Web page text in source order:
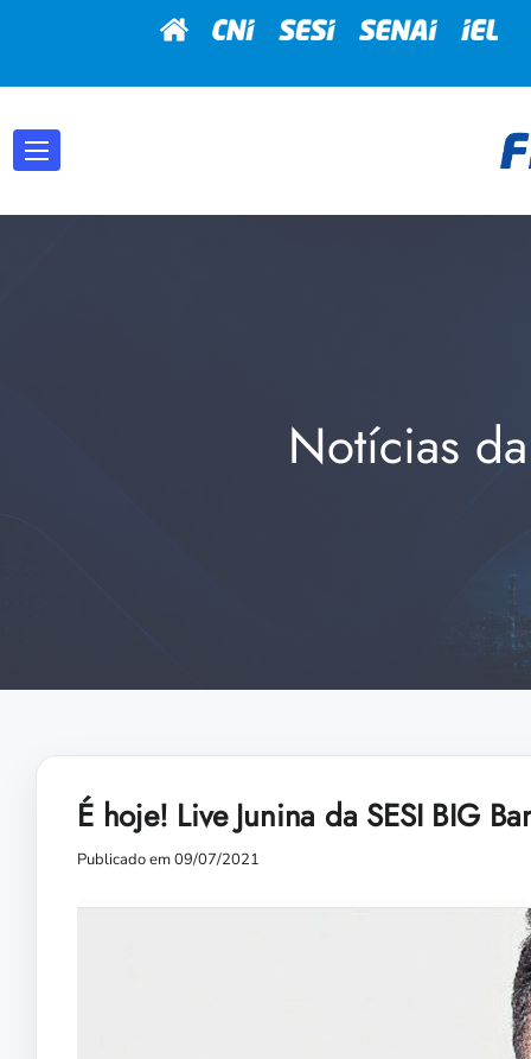
Notícias
É hoje! Live Junina da SESI BIG
Publicado em 09/07/2021